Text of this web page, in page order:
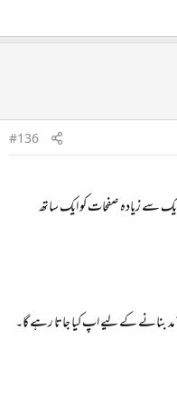
#136
سے زیادہ صفحات کو ایک ساتھ
بنانے کے لیے اپ کیا جاتا رہے گا۔